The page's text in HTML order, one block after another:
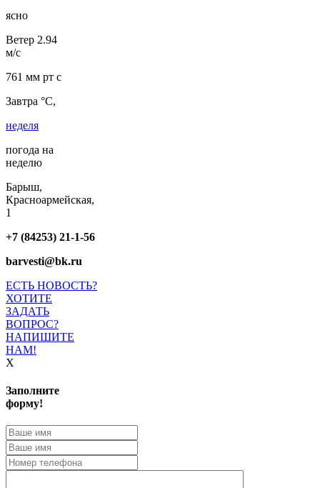
ясно
Ветер 2.94
м/с
761 мм рт с
Завтра °C,
неделя
погода на
неделю
Барыш,
Красноармейская,
1
+7 (84253) 21-1-56
barvesti@bk.ru
ЕСТЬ НОВОСТЬ?
ХОТИТЕ
ЗАДАТЬ
ВОПРОС?
НАПИШИТЕ
НАМ!
X
Заполните
форму!